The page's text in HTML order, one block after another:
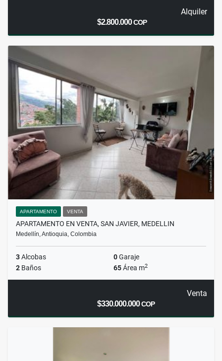
Alquiler
$2.800.000COP
APARTAMENTO VENTA
APARTAMENTO EN VENTA, SAN JAVIER, MEDELLIN
Medellín, Antioquia, Colombia
3Alcobas 0Garaje
2 Baños 65Área m2
Venta
$330.000.000COP